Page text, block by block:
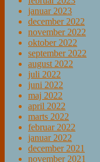
januar 2023
december 2022
november 2022
oktober 2022
september 2022
august 2022
juli 2022
juni 2022
maj 2022
april 2022
marts 2022
februar 2022
januar 2022
december 2021
november 2021